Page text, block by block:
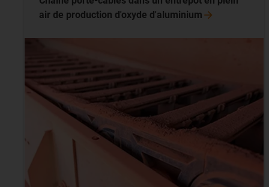
air de production d'oxyde d'aluminium